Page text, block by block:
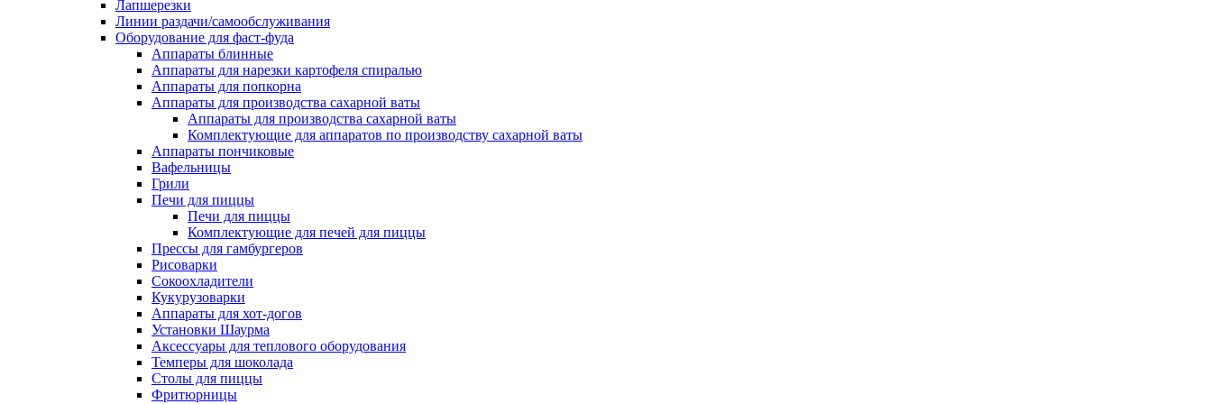
Лапшерезки
Линии раздачи/самообслуживания
Оборудование для фаст-фуда
Аппараты блинные
Аппараты для нарезки картофеля спиралью
Аппараты для попкорна
Аппараты для производства сахарной ваты
Аппараты для производства сахарной ваты
Комплектующие для аппаратов по производству сахарной ваты
Аппараты пончиковые
Вафельницы
Грили
Печи для пиццы
Печи для пиццы
Комплектующие для печей для пиццы
Прессы для гамбургеров
Рисоварки
Сокоохладители
Кукурузоварки
Аппараты для хот-догов
Установки Шаурма
Аксессуары для теплового оборудования
Темперы для шоколада
Столы для пиццы
Фритюрницы